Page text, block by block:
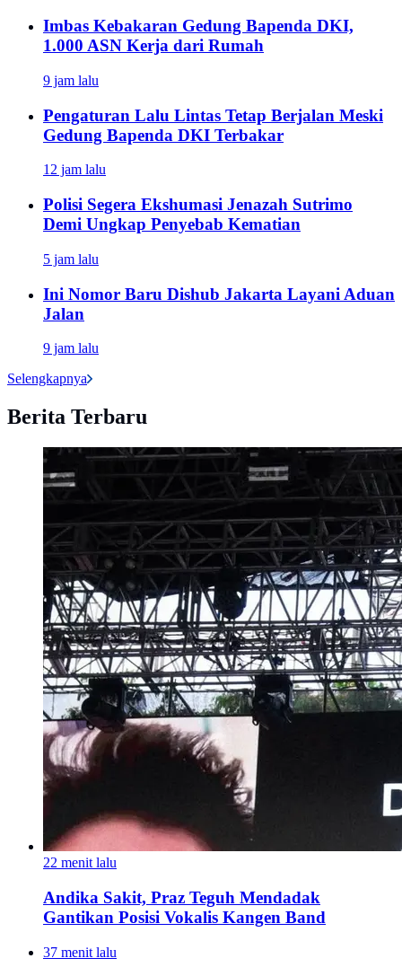
Imbas Kebakaran Gedung Bapenda DKI,
1.000 ASN Kerja dari Rumah
9 jam lalu
Pengaturan Lalu Lintas Tetap Berjalan Meski
Gedung Bapenda DKI Terbakar
12 jam lalu
Polisi Segera Ekshumasi Jenazah Sutrimo
Demi Ungkap Penyebab Kematian
5 jam lalu
Ini Nomor Baru Dishub Jakarta Layani Aduan
Jalan
9 jam lalu
Selengkapnya
Berita Terbaru
22 menit lalu
Andika Sakit, Praz Teguh Mendadak
Gantikan Posisi Vokalis Kangen Band
37 menit lalu